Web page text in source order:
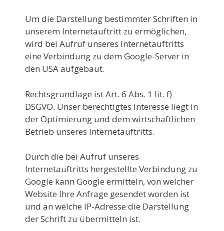
Um die Darstellung bestimmter Schriften in
unserem Internetauftritt zu ermöglichen,
wird bei Aufruf unseres Internetauftritts
eine Verbindung zu dem Google-Server in
den USA aufgebaut.
Rechtsgrundlage ist Art. 6 Abs. 1 lit. f)
DSGVO. Unser berechtigtes Interesse liegt in
der Optimierung und dem wirtschaftlichen
Betrieb unseres Internetauftritts.
Durch die bei Aufruf unseres
Internetauftritts hergestellte Verbindung zu
Google kann Google ermitteln, von welcher
Website Ihre Anfrage gesendet worden ist
und an welche IP-Adresse die Darstellung
der Schrift zu übermitteln ist.